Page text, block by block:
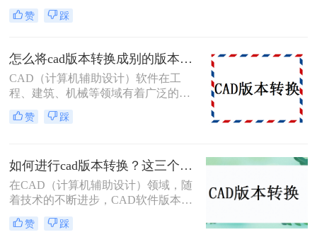
常遇到的需求。随着CAD软件的不断
更新和发展，有时我们需要将旧版本
版本的软件中打开和编辑。那么如何
转换CAD版本呢？本文将详细介绍三
种CAD版本转换的方法，帮助您轻松
完成版本转换。
赞 踩
怎么将cad版本转换成别的版本？分享3个简单转换方法！
CAD（计算机辅助设计）软件在工
程、建筑、机械等领域有着广泛的应
用。然而，由于不同版本的CAD软件
之间存在兼容性问题，因此，将CAD
细介绍怎么将cad版本转换成别的版
本。
赞 踩
如何进行cad版本转换？这三个方法了解一下！
在CAD（计算机辅助设计）领域，随
着技术的不断进步，CAD软件版本不
断更新，这导致了不同版本之间的兼
容性问题。为了确保设计数据的准确
赞 踩